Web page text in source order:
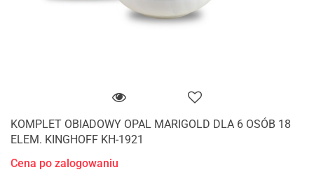
KOMPLET OBIADOWY OPAL MARIGOLD DLA 6 OSÓB 18
ELEM. KINGHOFF KH-1921
Cena po zalogowaniu